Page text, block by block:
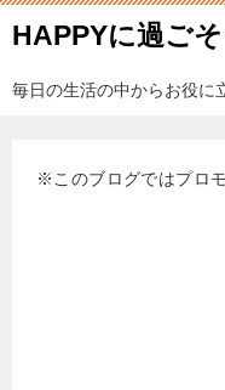
HAPPYに過ご
毎日の生活の中からお役に
※このブログではプロ